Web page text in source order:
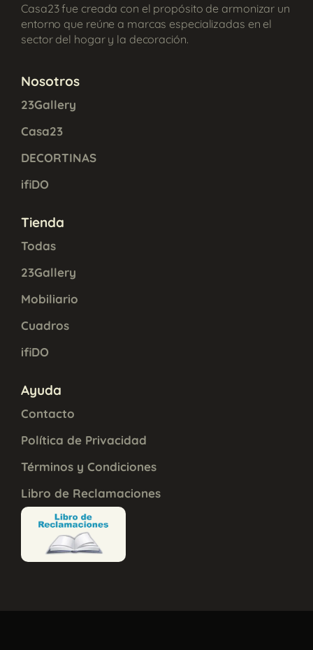
Casa23 fue creada con el propósito de armonizar un
entorno que reúne a marcas especializadas en el
sector del hogar y la decoración.
Nosotros
23Gallery
Casa23
DECORTINAS
ifiDO
Tienda
Todas
23Gallery
Mobiliario
Cuadros
ifiDO
Ayuda
Contacto
Política de Privacidad
Términos y Condiciones
Libro de Reclamaciones